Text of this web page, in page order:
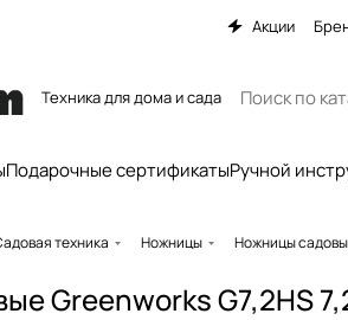
Акции
Техника для дома и сада
Подарочные сертификатыРучной
техника Ножницы Ножницы
Greenworks G7,2HS